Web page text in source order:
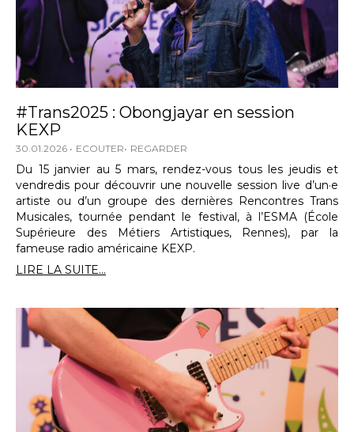
#Trans2025 : Obongjayar en session
KEXP
30.01.2026 ECOUTER REGARDER
Du 15 janvier au 5 mars, rendez-vous tous les jeudis et
vendredis pour découvrir une nouvelle session live d’un·e
artiste ou d’un groupe des dernières Rencontres Trans
Musicales, tournée pendant le festival, à l’ESMA (École
Supérieure des Métiers Artistiques, Rennes), par la
fameuse radio américaine KEXP.
LIRE LA SUITE...